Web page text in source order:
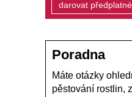
darovat
Poradna
Máte otázky
pěstování rostlin,